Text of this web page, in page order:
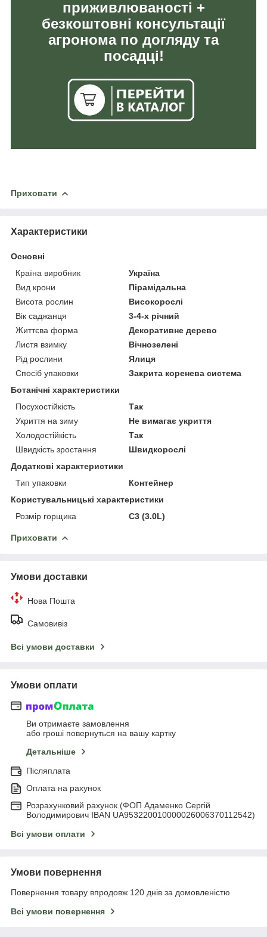
приживлюваності +
безкоштовні консультації
агронома по догляду та
посадці!
Приховати
Характеристики
Основні
Країна виробник
Україна
Вид крони
Пірамідальна
Висота рослин
Високорослі
Вік саджанця
3-4-х річний
Життєва форма
Декоративне дерево
Листя взимку
Вічнозелені
Рід рослини
Ялиця
Спосіб упаковки
Закрита коренева система
Ботанічні характеристики
Посухостійкість
Так
Укриття на зиму
Не вимагає укриття
Холодостійкість
Так
Швидкість зростання
Швидкорослі
Додаткові характеристики
Тип упаковки
Контейнер
Користувальницькі характеристики
Розмір горщика
C3 (3.0L)
Приховати
Умови доставки
Нова Пошта
Самовивіз
Всі умови доставки
Умови оплати
Ви отримаєте замовлення
або гроші повернуться на вашу картку
Детальніше
Післяплата
Оплата на рахунок
Розрахунковий рахунок (ФОП Адаменко Сергій
Володимирович IBAN UA953220010000026006370112542)
Всі умови оплати
Умови повернення
Повернення товару впродовж 120 днів за домовленістю
Всі умови повернення